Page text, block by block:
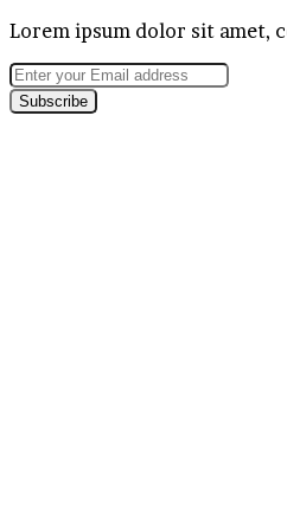
Lorem ipsum dolor sit amet,
Enter
your
Email